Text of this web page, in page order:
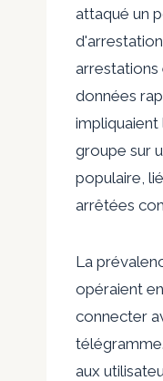
attaqué un
arrestations
données
groupe sur
populaire,
arrêtées
La
opéraient
connecter
aux